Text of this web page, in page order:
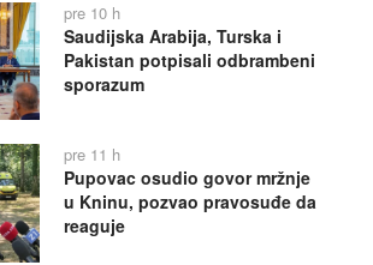
pre 10 h
Saudijska Arabija, Turska i
Pakistan potpisali odbrambeni
sporazum
pre 11 h
Pupovac osudio govor mržnje
u Kninu, pozvao pravosuđe da
reaguje